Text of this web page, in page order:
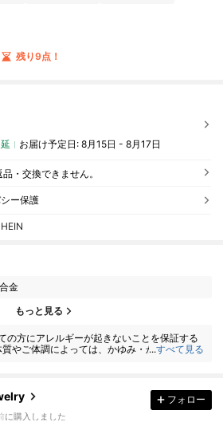
残り9点！
お届け予定日: 8月15日 - 8月17日
・交換できません。
ー保護
金
もっと見る
方にアレルギーが起きないことを保証する
やご体調によっては、かゆみ・かぶれが生じ
...すべて見る
ォロワー
ォロワー
に購入しました
フォロー